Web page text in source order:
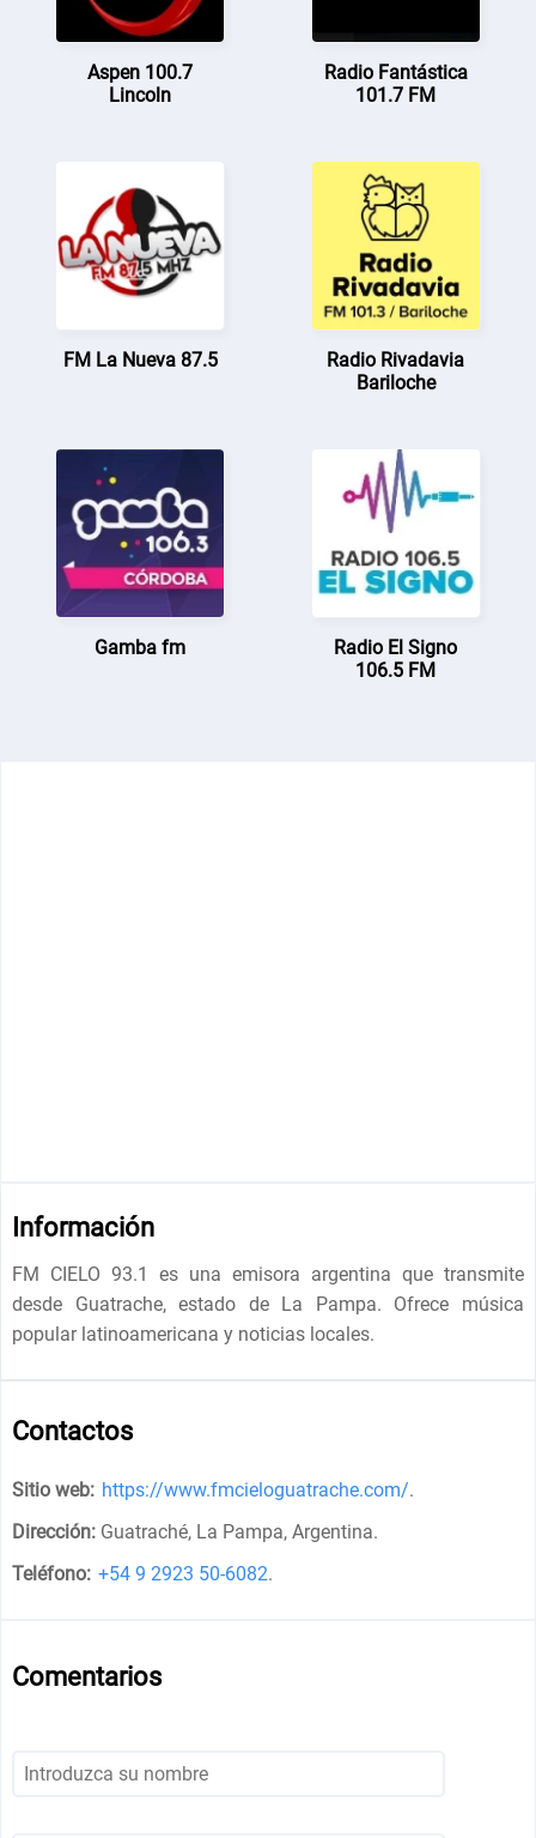
Aspen 100.7
Lincoln
Radio Fantástica
101.7 FM
FM La Nueva 87.5
Radio Rivadavia
Bariloche
Gamba fm
Radio El Signo
106.5 FM
Información
FM CIELO 93.1 es una emisora ​​argentina que transmite
desde Guatrache, estado de La Pampa. Ofrece música
popular latinoamericana y noticias locales.
Contactos
Sitio web: https://www.fmcieloguatrache.com/.
Dirección: Guatraché, La Pampa, Argentina.
Teléfono: +54 9 2923 50-6082.
Comentarios